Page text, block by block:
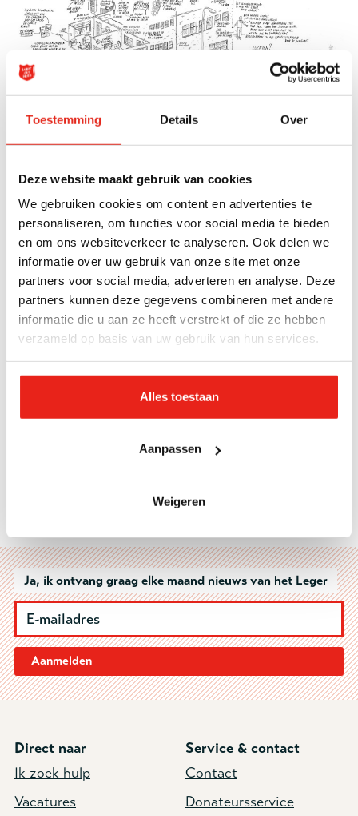
Toestemming Details Over
Deze website maakt gebruik van cookies
We gebruiken cookies om content en advertenties te
personaliseren, om functies voor social media te bieden
en om ons websiteverkeer te analyseren. Ook delen we
informatie over uw gebruik van onze site met onze
partners voor social media, adverteren en analyse. Deze
partners kunnen deze gegevens combineren met andere
informatie die u aan ze heeft verstrekt of die ze hebben
verzameld op basis van uw gebruik van hun services.
Alles toestaan
Aanpassen
Weigeren
Lees meerover hoe het Leger des Heils jongeren
helpt die in aanraking zijn geweest met justitie.
Gerelateerde artikelen:Forensische Zorg
Reclasseringsorganisaties nemen
maatregelen na Inspectie-
onderzoek ‘risicovol
algoritmegebruik’
Reclassering
Reclassering
Reclassering
Ja, ik ontvang graag elke maand nieuws van het Leger
Aanmelden
Direct naar
Ik zoek hulp
Vacatures
Service & contact
Contact
Donateursservice